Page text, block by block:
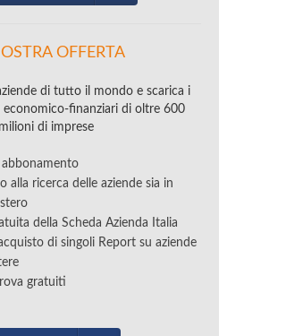
OFFERTA
di tutto il mondo e scarica i
finanziari di oltre 600
milioni di imprese
alla ricerca delle aziende sia in
della Scheda Azienda Italia
di singoli Report su aziende
gratuiti